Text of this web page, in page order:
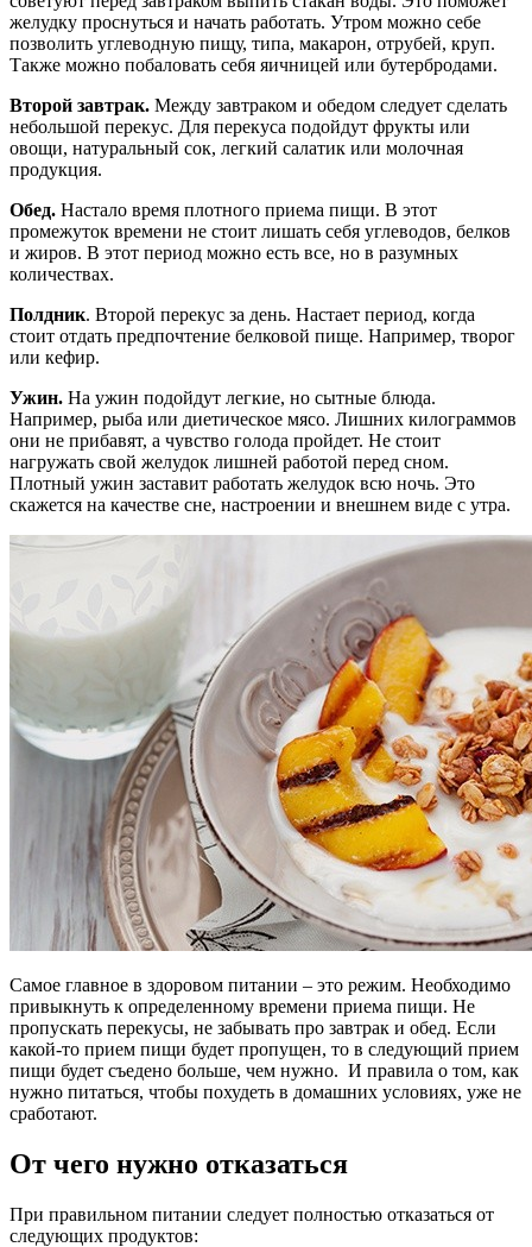
желудку проснуться и начать работать. Утром можно себе
позволить углеводную пищу, типа, макарон, отрубей, круп.
Также можно побаловать себя яичницей или бутербродами.
Второй завтрак. Между завтраком и обедом следует сделать
небольшой перекус. Для перекуса подойдут фрукты или
овощи, натуральный сок, легкий салатик или молочная
продукция.
Обед. Настало время плотного приема пищи. В этот
промежуток времени не стоит лишать себя углеводов, белков
и жиров. В этот период можно есть все, но в разумных
количествах.
Полдник. Второй перекус за день. Настает период, когда
стоит отдать предпочтение белковой пище. Например, творог
или кефир.
Ужин. На ужин подойдут легкие, но сытные блюда.
Например, рыба или диетическое мясо. Лишних килограммов
они не прибавят, а чувство голода пройдет. Не стоит
нагружать свой желудок лишней работой перед сном.
Плотный ужин заставит работать желудок всю ночь. Это
скажется на качестве сне, настроении и внешнем виде с утра.
Самое главное в здоровом питании – это режим. Необходимо
привыкнуть к определенному времени приема пищи. Не
пропускать перекусы, не забывать про завтрак и обед. Если
какой-то прием пищи будет пропущен, то в следующий прием
пищи будет съедено больше, чем нужно. И правила о том, как
нужно питаться, чтобы похудеть в домашних условиях, уже не
сработают.
От чего нужно отказаться
При правильном питании следует полностью отказаться от
следующих продуктов: